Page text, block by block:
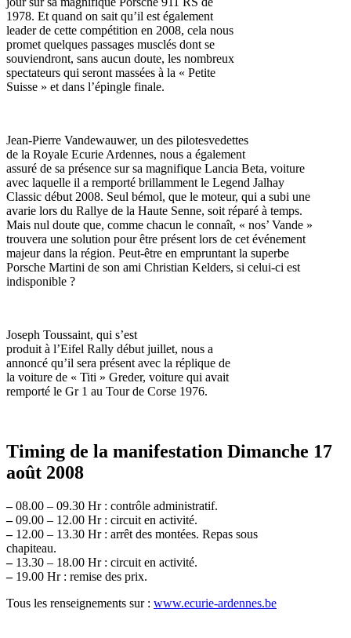
1978. Et quand on sait qu’il est également
leader de cette compétition en 2008, cela nous
promet quelques passages musclés dont se
souviendront, sans aucun doute, les nombreux
spectateurs qui seront massées à la « Petite
Suisse » et dans l’épingle finale.
Jean-Pierre Vandewauwer, un des pilotesvedettes
de la Royale Ecurie Ardennes, nous a également
assuré de sa présence sur sa magnifique Lancia Beta, voiture
avec laquelle il a remporté brillamment le Legend Jalhay
Classic début 2008. Seul bémol, que le moteur, qui a subi une
avarie lors du Rallye de la Haute Senne, soit réparé à temps.
Mais nul doute que, comme chacun le connaît, « nos’ Vande »
trouvera une solution pour être présent lors de cet événement
majeur dans la région. Peut-être en empruntant la superbe
Porsche Martini de son ami Christian Kelders, si celui-ci est
indisponible ?
Joseph Toussaint, qui s’est
produit à l’Eifel Rally début juillet, nous a
annoncé qu’il sera présent avec la réplique de
la voiture de « Titi » Greder, voiture qui avait
remporté le Gr 1 au Tour de Corse 1976.
Timing de la manifestation Dimanche 17
août 2008
–08.00 – 09.30 Hr : contrôle administratif.
–09.00 – 12.00 Hr : circuit en activité.
–12.00 – 13.30 Hr : arrêt des montées. Repas sous
chapiteau.
–13.30 – 18.00 Hr : circuit en activité.
–19.00 Hr : remise des prix.
Tous les renseignements sur : www.ecurie-ardennes.be